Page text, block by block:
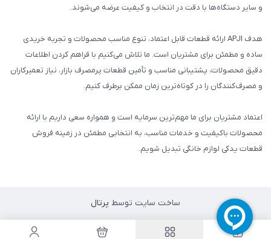
و سایر دستگاه‌ها با دقت در انتخاب و کیفیت عرضه می‌شوند.
هدف APJI ارائه قطعات قابل اعتماد، تنوع مناسب محصولات و تجربه خریدی
ساده و مطمئن برای مشتریان است. ما تلاش می‌کنیم با فراهم کردن اطلاعات
دقیق محصولات، پشتیبانی مناسب و تأمین قطعات پرمصرف بازار، نیاز تعمیرکاران
و مصرف‌کنندگان را در کوتاه‌ترین زمان ممکن برطرف کنیم.
اعتماد مشتریان برای ما مهم‌ترین سرمایه است و همواره سعی داریم با ارائه
محصولات باکیفیت و خدمات مناسب، به انتخابی مطمئن در زمینه فروش
قطعات یدکی لوازم خانگی تبدیل شویم.
ساخت سایت توسط پرتال